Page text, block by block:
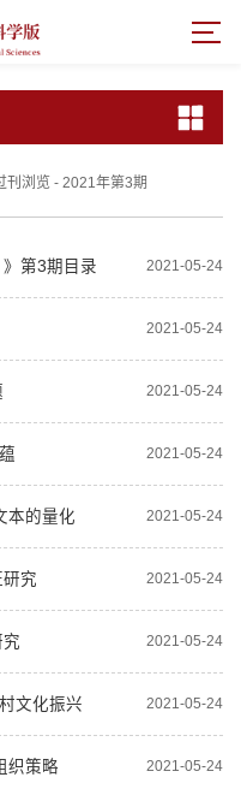
刊浏览- 2021年第3期
》第3期目录 2021-05-24
2021-05-24
2021-05-24
2021-05-24
本的量化 2021-05-24
究 2021-05-24
2021-05-24
文化振兴 2021-05-24
织策略 2021-05-24